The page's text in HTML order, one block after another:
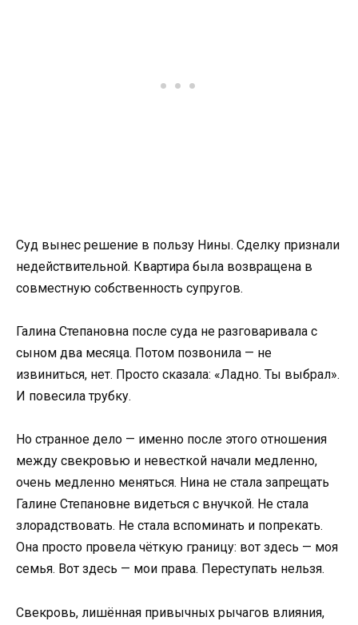
Суд вынес решение в пользу Нины. Сделку признали
недействительной. Квартира была возвращена в
совместную собственность супругов.
Галина Степановна после суда не разговаривала с
сыном два месяца. Потом позвонила — не
извиниться, нет. Просто сказала: «Ладно. Ты выбрал».
И повесила трубку.
Но странное дело — именно после этого отношения
между свекровью и невесткой начали медленно,
очень медленно меняться. Нина не стала запрещать
Галине Степановне видеться с внучкой. Не стала
злорадствовать. Не стала вспоминать и попрекать.
Она просто провела чёткую границу: вот здесь — моя
семья. Вот здесь — мои права. Переступать нельзя.
Свекровь, лишённая привычных рычагов влияния,